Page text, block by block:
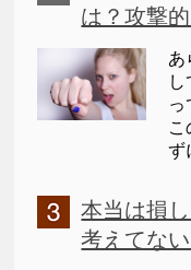
は？攻撃
あ
っ
こ
ず
本当は損
考えてな